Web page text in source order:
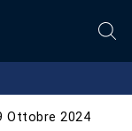
Ottobre 2024